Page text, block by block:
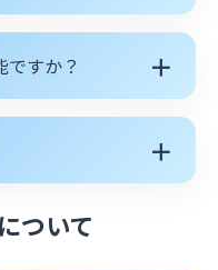
すか？ ＋
＋
ついて